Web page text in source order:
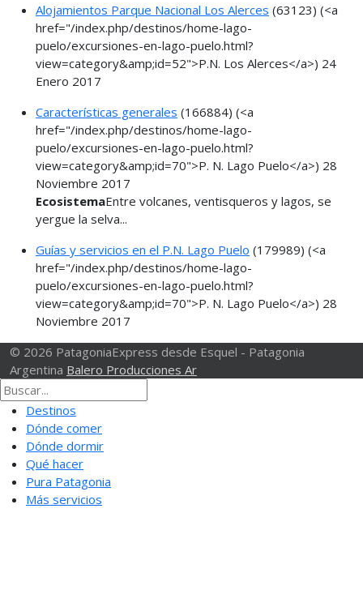
Alojamientos Parque Nacional Los Alerces (63123) (<a
href="/index.php/destinos/home-lago-
puelo/excursiones-en-lago-puelo.html?
view=category&amp;id=52">P.N. Los Alerces</a>) 24
Enero 2017
Características generales (166884) (<a
href="/index.php/destinos/home-lago-
puelo/excursiones-en-lago-puelo.html?
view=category&amp;id=70">P. N. Lago Puelo</a>) 28
Noviembre 2017
EcosistemaEntre volcanes, ventisqueros y lagos, se
yergue la selva...
Guías y servicios en el P.N. Lago Puelo (179989) (<a
href="/index.php/destinos/home-lago-
puelo/excursiones-en-lago-puelo.html?
view=category&amp;id=70">P. N. Lago Puelo</a>) 28
Noviembre 2017
© 2026 PatagoniaExpress desde Esquel - Patagonia
Argentina Balero Producciones Ar
Destinos
Dónde comer
Dónde dormir
Qué hacer
Pura Patagonia
Más servicios